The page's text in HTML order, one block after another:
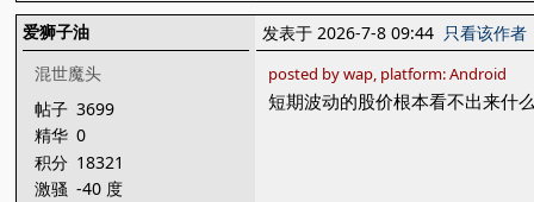
爱狮子油
混世魔头
帖子 3699
精华 0
积分 18321
激骚 -40 度
发表于 2026-7-8 09:44 只看该作者
posted by wap, platform: Android
短期波动的股价根本看不出来什